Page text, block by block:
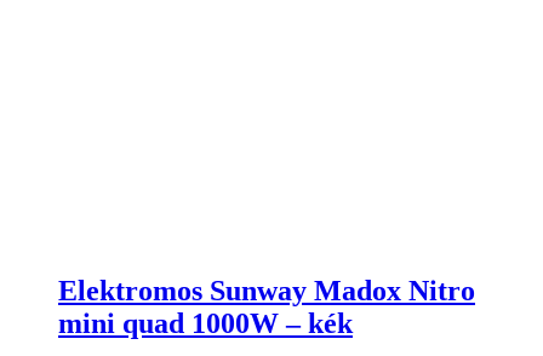
Elektromos Sunway Madox Nitro
mini quad 1000W – kék